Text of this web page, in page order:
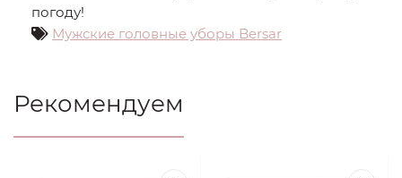
погоду!
Мужские головные уборы Bersar
Рекомендуем